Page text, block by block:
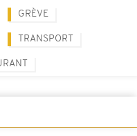
GRÈVE
TRANSPORT